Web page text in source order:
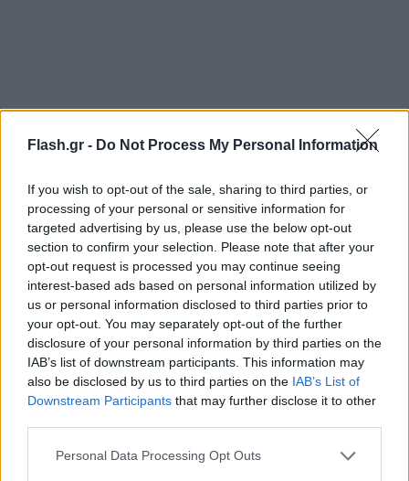
Flash.gr - Do Not Process My Personal Information
If you wish to opt-out of the sale, sharing to third parties, or
processing of your personal or sensitive information for
targeted advertising by us, please use the below opt-out
section to confirm your selection. Please note that after your
opt-out request is processed you may continue seeing
interest-based ads based on personal information utilized by
us or personal information disclosed to third parties prior to
your opt-out. You may separately opt-out of the further
disclosure of your personal information by third parties on the
IAB’s list of downstream participants. This information may
also be disclosed by us to third parties on the IAB’s List of
Downstream Participants that may further disclose it to other
Please note that this website/app uses one or more Google
Personal Data Processing Opt Outs
Απαντώντας σε σχετική ερώτηση σημείωσε ότι
όλες οι παραιτήσεις όλων των κυβερνητικών
στελεχών είναι πάντα στο συρτάρι του
πρωθυπουργού, ενώ για τον συγκεκριμένα για τον
Νίκο Χαρδαλιά ανέφερε ότι«έχει υπερβάλει
εαυτόν».
Η κυβερνητική εκπρόσωπος ανέφερε ότιυπήρχε
συνεχής ενημέρωση για τη μάχη με τα πύρινα
μέτωπα. Όσον αφορά, δε, τα εναέρια μέσα,
εξήγησε ότι δεν πετούν όλα ταυτόχρονα και σε
συνθήκες πυκνού καπνού.